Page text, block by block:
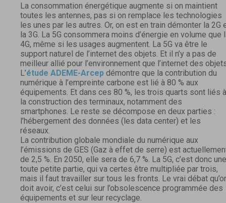
La consommation énergétique augmente si on maintient
toutes les antennes, pas si on remplace les technologies
les unes par les autres. Or, on est en train démonter la 2G
la 3G. La 5G consommera moins d’énergie en volume que
4G, même si les usages augmentent. La 5G va être le
support naturel de l’internet des objets. Et il n’y a pas de
meilleur allié pour l’environnement que l’internet des
L’étude ADEME-Arcep démontre que la contribution du
numérique à l’empreinte carbone est lié à 80 % aux
équipements. Et dans ces 80 %, les trois quarts sont liés à
la construction des terminaux, notamment des
smartphones. Le reste se décompose en deux parties :
l’hébergement des données (les data center) et les
réseaux.
La contribution globale mondiale du numérique aux
l’émissions de GES (Gaz à effet de serre) est
de 2,5 %. En 2050, elle sera de 6,7 %. La 5G, c’est donc une
toute petite partie, qui va certes être multipliée par trois,
mais il faut travailler sur tous les fronts. Le vrai débat
doit avoir, c’est celui sur l’obsolescence programmée des
équipements et sur leur recyclage.